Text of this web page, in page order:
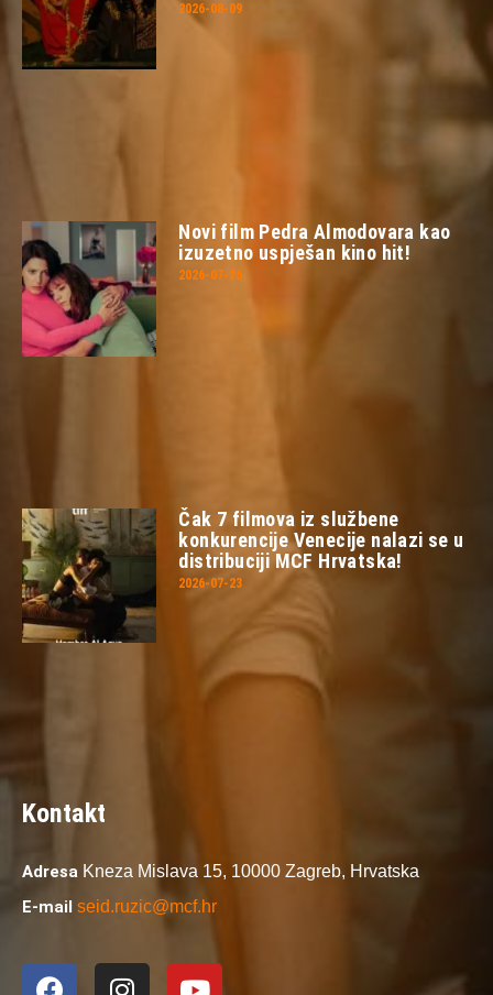
2026-08-09
Novi film Pedra Almodovara kao
izuzetno uspješan kino hit!
2026-07-26
Čak 7 filmova iz službene
konkurencije Venecije nalazi se u
distribuciji MCF Hrvatska!
2026-07-23
Kontakt
Adresa Kneza Mislava 15, 10000 Zagreb, Hrvatska
E-mail seid.ruzic@mcf.hr